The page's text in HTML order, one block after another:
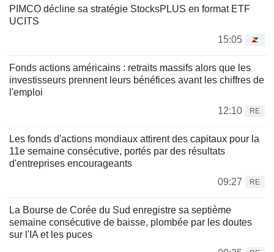
PIMCO décline sa stratégie StocksPLUS en format ETF
UCITS
15:05
Fonds actions américains : retraits massifs alors que les
investisseurs prennent leurs bénéfices avant les chiffres de
l'emploi
12:10
RE
Les fonds d'actions mondiaux attirent des capitaux pour la
11e semaine consécutive, portés par des résultats
d'entreprises encourageants
09:27
RE
La Bourse de Corée du Sud enregistre sa septième
semaine consécutive de baisse, plombée par les doutes
sur l'IA et les puces